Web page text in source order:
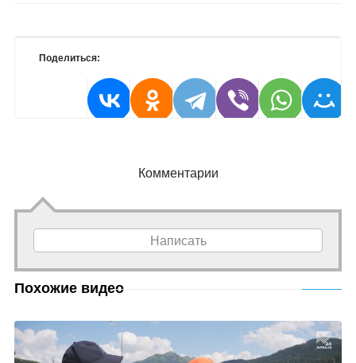
Поделиться:
Комментарии
Написать
Похожие видео